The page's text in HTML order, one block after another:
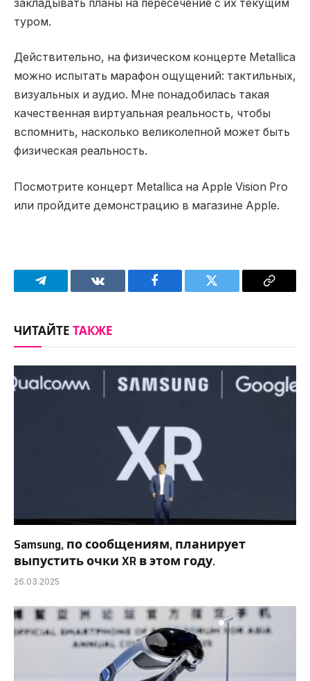
закладывать планы на пересечение с их текущим
туром.
Действительно, на физическом концерте Metallica
можно испытать марафон ощущений: тактильных,
визуальных и аудио. Мне понадобилась такая
качественная виртуальная реальность, чтобы
вспомнить, насколько великолепной может быть
физическая реальность.
Посмотрите концерт Metallica на Apple Vision Pro
или пройдите демонстрацию в магазине Apple.
Telegram VKontakteFacebook Twitter
Copy
ЧИТАЙТЕТАКЖЕ
Samsung, по сообщениям, планирует
выпустить очки XR в этом году.
26.03.2025